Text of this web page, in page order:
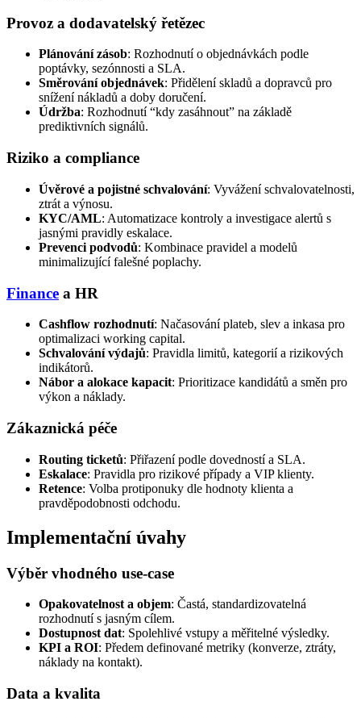
Provoz a dodavatelský řetězec
Plánování zásob: Rozhodnutí o objednávkách podle
poptávky, sezónnosti a SLA.
Směrování objednávek: Přidělení skladů a dopravců pro
snížení nákladů a doby doručení.
Údržba: Rozhodnutí “kdy zasáhnout” na základě
prediktivních signálů.
Riziko a compliance
Úvěrové a pojistné schvalování: Vyvážení schvalovatelnosti,
ztrát a výnosu.
KYC/AML: Automatizace kontroly a investigace alertů s
jasnými pravidly eskalace.
Prevenci podvodů: Kombinace pravidel a modelů
minimalizující falešné poplachy.
Finance a HR
Cashflow rozhodnutí: Načasování plateb, slev a inkasa pro
optimalizaci working capital.
Schvalování výdajů: Pravidla limitů, kategorií a rizikových
indikátorů.
Nábor a alokace kapacit: Prioritizace kandidátů a směn pro
výkon a náklady.
Zákaznická péče
Routing ticketů: Přiřazení podle dovedností a SLA.
Eskalace: Pravidla pro rizikové případy a VIP klienty.
Retence: Volba protiponuky dle hodnoty klienta a
pravděpodobnosti odchodu.
Implementační úvahy
Výběr vhodného use‑case
Opakovatelnost a objem: Častá, standardizovatelná
rozhodnutí s jasným cílem.
Dostupnost dat: Spolehlivé vstupy a měřitelné výsledky.
KPI a ROI: Předem definované metriky (konverze, ztráty,
náklady na kontakt).
Data a kvalita